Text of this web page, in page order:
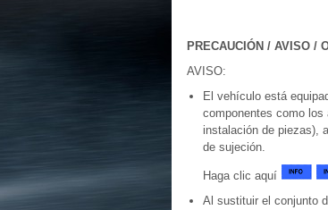
PRECAUCIÓN / AVISO /
AVISO:
El vehículo está
componentes como
instalación de piezas),
de sujeción.
Haga clic aquí
Al sustituir el conjunto